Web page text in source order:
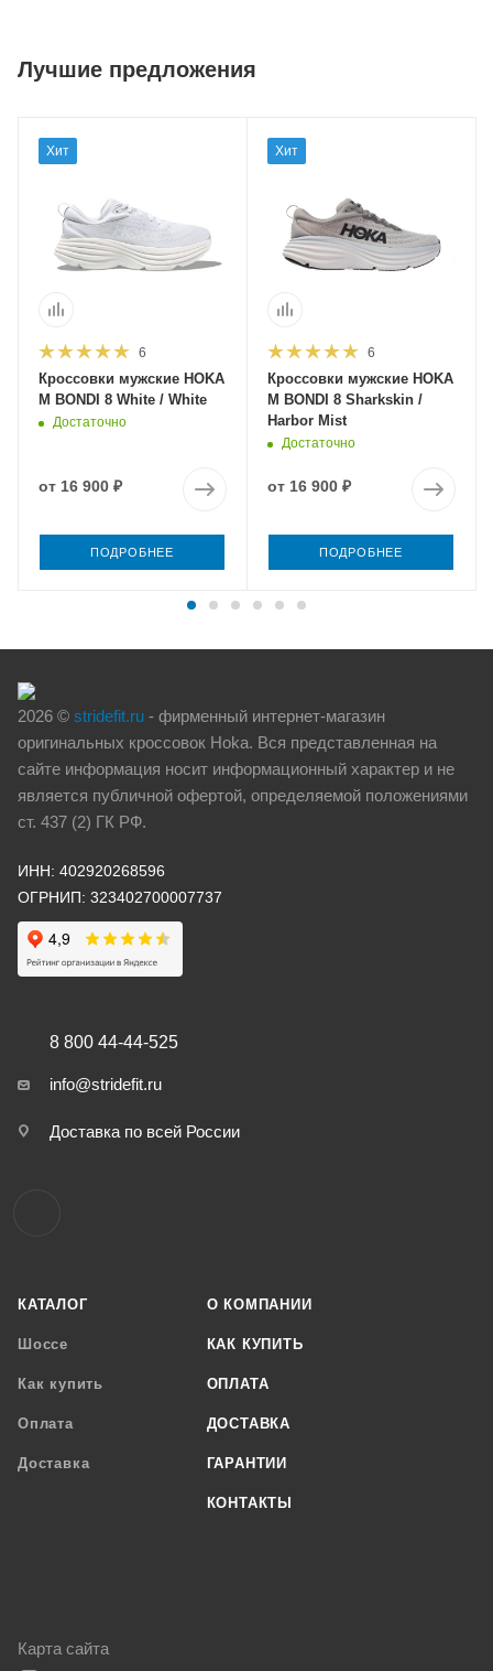
Лучшие предложения
Хит
6
Кроссовки мужские HOKA
M BONDI 8 White / White
Достаточно
от 16 900 ₽
ПОДРОБНЕЕ
Хит
6
Кроссовки мужские HOKA
M BONDI 8 Sharkskin /
Harbor Mist
Достаточно
от 16 900 ₽
ПОДРОБНЕЕ
2026 © stridefit.ru - фирменный интернет-магазин
оригинальных кроссовок Hoka. Вся представленная на
сайте информация носит информационный характер и не
является публичной офертой, определяемой положениями
ст. 437 (2) ГК РФ.
ИНН: 402920268596
ОГРНИП: 323402700007737
КАТАЛОГ
Шоссе
Как купить
Оплата
Доставка
О КОМПАНИИ
КАК КУПИТЬ
ОПЛАТА
ДОСТАВКА
ГАРАНТИИ
КОНТАКТЫ
8 800 44-44-525
info@stridefit.ru
Доставка по всей России
Карта сайта